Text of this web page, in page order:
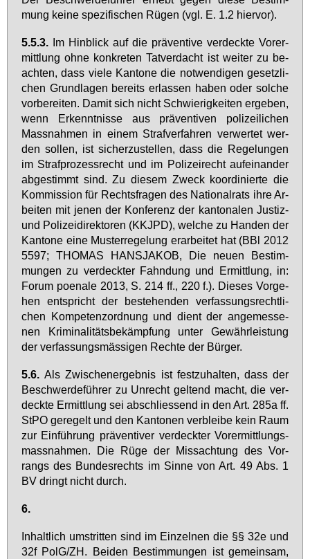
mung kei­ne spe­zi­fi­schen Rü­gen (vgl. E. 1.2 hier­vor).
5.5.3. Im Hin­blick auf die prä­ven­ti­ve ver­deck­te Vor­er­
mitt­lung oh­ne kon­kre­ten Tat­ver­dacht ist wei­ter zu be­
ach­ten, dass vie­le Kan­to­ne die not­wen­di­gen ge­setz­li­
chen Grund­la­gen be­reits er­las­sen ha­ben oder sol­che
vor­be­rei­ten. Da­mit sich nicht Schwie­rig­kei­ten er­ge­ben,
wenn Er­kennt­nis­se aus prä­ven­ti­ven po­li­zei­li­chen
Mass­nah­men in ei­nem Straf­ver­fah­ren ver­wer­tet wer­
den sol­len, ist si­cher­zu­stel­len, dass die Re­ge­lun­gen
im Straf­pro­zess­recht und im Po­li­zei­recht auf­ein­an­der
ab­ge­stimmt sind. Zu die­sem Zweck ko­or­di­nier­te die
Kom­mis­si­on für Rechts­fra­gen des Na­tio­nal­rats ih­re Ar­
bei­ten mit je­nen der Kon­fe­renz der kan­to­na­len Jus­tiz-
und Po­li­zei­di­rek­to­ren (KKJPD), wel­che zu Han­den der
Kan­to­ne ei­ne Mus­ter­re­ge­lung er­ar­bei­tet hat (BBl 2012
5597; THO­MAS HANS­JA­KOB, Die neu­en Be­stim­
mun­gen zu ver­deck­ter Fahn­dung und Er­mitt­lung, in:
Fo­rum po­ena­le 2013, S. 214 ff., 220 f.). Die­ses Vor­ge­
hen ent­spricht der be­ste­hen­den ver­fas­sungs­recht­li­
chen Kom­pe­tenz­ord­nung und dient der an­ge­mes­se­
nen Kri­mi­na­li­täts­be­kämp­fung un­ter Ge­währ­leis­tung
der ver­fas­sungs­mäs­si­gen Rech­te der Bür­ger.
5.6.Als Zwi­schen­er­geb­nis ist fest­zu­hal­ten, dass der
Be­schwer­de­füh­rer zu Un­recht gel­tend macht, die ver­
deck­te Er­mitt­lung sei ab­schlies­send in den Art. 285a ff.
StPO ge­re­gelt und den Kan­to­nen ver­blei­be kein Raum
zur Ein­füh­rung prä­ven­ti­ver ver­deck­ter Vor­er­mitt­lungs­
mass­nah­men. Die Rü­ge der Miss­ach­tung des Vor­
rangs des Bun­des­rechts im Sin­ne von Art. 49 Abs. 1
BV dringt nicht durch.
6.
In­halt­lich um­strit­ten sind im Ein­zel­nen die §§ 32e und
32f PolG/ZH. Bei­den Be­stim­mun­gen ist ge­mein­sam,